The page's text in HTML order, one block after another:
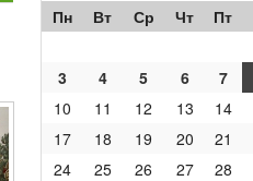
Пн Вт Ср Чт Пт
3
4 5 6 7
10
11 12 13 14
17
18 19 20 21
24
25 26 27 28